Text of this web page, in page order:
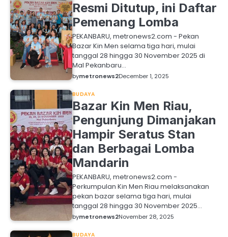
Resmi Ditutup, ini Daftar
Pemenang Lomba
PEKANBARU, metronews2.com - Pekan
Bazar Kin Men selama tiga hari, mulai
tanggal 28 hingga 30 November 2025 di
Mal Pekanbaru…
bymetronews2December 1, 2025
BUDAYA
Bazar Kin Men Riau,
Pengunjung Dimanjakan
Hampir Seratus Stan
dan Berbagai Lomba
Mandarin
PEKANBARU, metronews2.com -
Perkumpulan Kin Men Riau melaksanakan
pekan bazar selama tiga hari, mulai
tanggal 28 hingga 30 November 2025…
bymetronews2November 28, 2025
BUDAYA